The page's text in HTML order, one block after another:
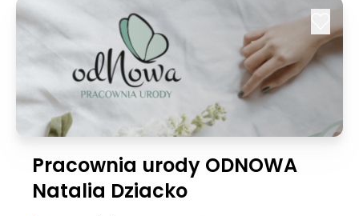
Pracownia urody ODNOWA
Natalia Dziacko